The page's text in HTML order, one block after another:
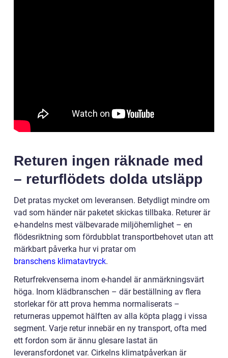
Returen ingen räknade med
– returflödets dolda utsläpp
Det pratas mycket om leveransen. Betydligt mindre om
vad som händer när paketet skickas tillbaka. Returer är
e-handelns mest välbevarade miljöhemlighet – en
flödesriktning som fördubblat transportbehovet utan att
märkbart påverka hur vi pratar om
branschens klimatavtryck.
Returfrekvenserna inom e-handel är anmärkningsvärt
höga. Inom klädbranschen – där beställning av flera
storlekar för att prova hemma normaliserats –
returneras uppemot hälften av alla köpta plagg i vissa
segment. Varje retur innebär en ny transport, ofta med
ett fordon som är ännu glesare lastat än
leveransfordonet var. Cirkelns klimatpåverkan är